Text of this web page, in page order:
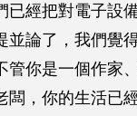
已經把對電子設
並論了，我們覺
管你是一個作家
闆，你的生活已